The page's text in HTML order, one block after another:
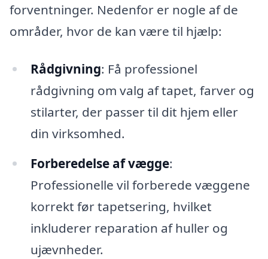
forventninger. Nedenfor er nogle af de
områder, hvor de kan være til hjælp:
Rådgivning: Få professionel
rådgivning om valg af tapet, farver og
stilarter, der passer til dit hjem eller
din virksomhed.
Forberedelse af vægge:
Professionelle vil forberede væggene
korrekt før tapetsering, hvilket
inkluderer reparation af huller og
ujævnheder.